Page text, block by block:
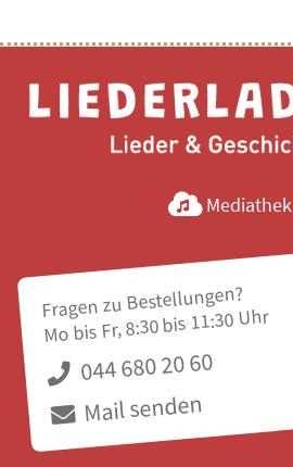
Mediathek
Fragen zu Bestellungen?
Mo bis Fr, 8:30 bis 11:30 Uhr
044 680 20 60
Mail senden